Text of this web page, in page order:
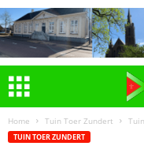
Home Tuin Toer Zundert
TUIN TOER ZUNDERT